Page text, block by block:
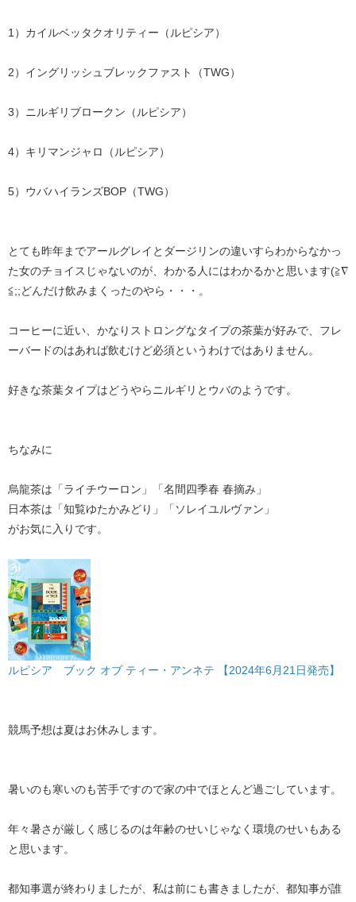
1）カイルベッタクオリティー（ルピシア）
2）イングリッシュブレックファスト（TWG）
3）ニルギリブロークン（ルピシア）
4）キリマンジャロ（ルピシア）
5）ウバハイランズBOP（TWG）
とても昨年までアールグレイとダージリンの違いすらわからなかっ
た女のチョイスじゃないのが、わかる人にはわかるかと思います(≧∇
≦;;どんだけ飲みまくったのやら・・・。
コーヒーに近い、かなりストロングなタイプの茶葉が好みで、フレ
ーバードのはあれば飲むけど必須というわけではありません。
好きな茶葉タイプはどうやらニルギリとウバのようです。
ちなみに
烏龍茶は「ライチウーロン」「名間四季春 春摘み」
日本茶は「知覧ゆたかみどり」「ソレイユルヴァン」
がお気に入りです。
ルピシア ブック オブ ティー・アンネテ 【2024年6月21日発売】
競馬予想は夏はお休みします。
暑いのも寒いのも苦手ですので家の中でほとんど過ごしています。
年々暑さが厳しく感じるのは年齢のせいじゃなく環境のせいもある
と思います。
都知事選が終わりましたが、私は前にも書きましたが、都知事が誰